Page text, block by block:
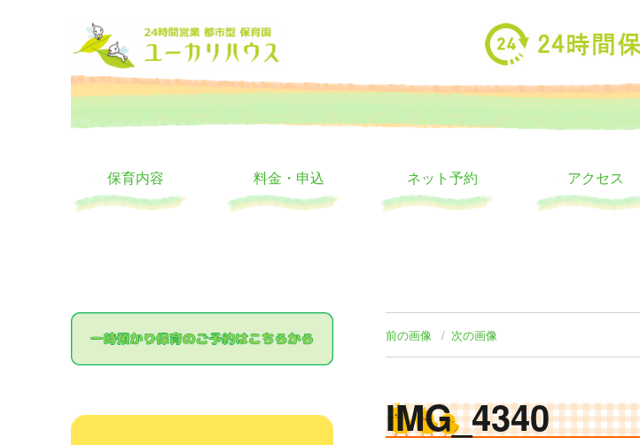
24時間託児所 ユーカリハウス
大阪の24時間託児所 ユーカリハウス 月極 一時保育 一時預かり
保育内容 料金・申込 ネット予約 アクセス
前の画像 次の画像
IMG_4340